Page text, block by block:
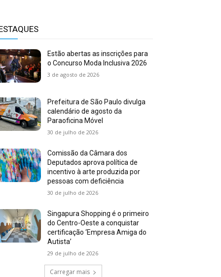
Estão abertas as inscrições para
o Concurso Moda Inclusiva 2026
3 de agosto de 2026
Prefeitura de São Paulo divulga
calendário de agosto da
Paraoficina Móvel
30 de julho de 2026
Comissão da Câmara dos
Deputados aprova política de
incentivo à arte produzida por
pessoas com deficiência
30 de julho de 2026
Singapura Shopping é o primeiro
do Centro-Oeste a conquistar
certificação ‘Empresa Amiga do
Autista’
29 de julho de 2026
Carregar mais